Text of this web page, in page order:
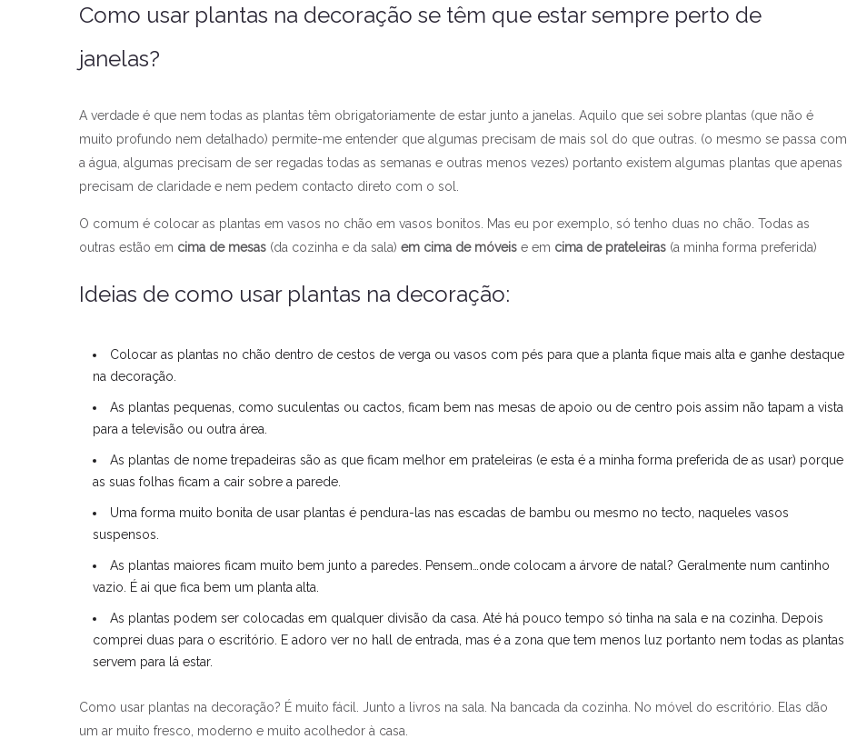
Como usar plantas na decoração se têm que estar sempre perto de
janelas?
A verdade é que nem todas as plantas têm obrigatoriamente de estar junto a janelas. Aquilo que sei sobre plantas (que não é
muito profundo nem detalhado) permite-me entender que algumas precisam de mais sol do que outras. (o mesmo se passa com
a água, algumas precisam de ser regadas todas as semanas e outras menos vezes) portanto existem algumas plantas que apenas
precisam de claridade e nem pedem contacto direto com o sol.
O comum é colocar as plantas em vasos no chão em vasos bonitos. Mas eu por exemplo, só tenho duas no chão. Todas as
outras estão em cima de mesas (da cozinha e da sala) em cima de móveis e em cima de prateleiras (a minha forma preferida)
Ideias de como usar plantas na decoração:
Colocar as plantas no chão dentro de cestos de verga ou vasos com pés para que a planta fique mais alta e ganhe destaque
na decoração.
As plantas pequenas, como suculentas ou cactos, ficam bem nas mesas de apoio ou de centro pois assim não tapam a vista
para a televisão ou outra área.
As plantas de nome trepadeiras são as que ficam melhor em prateleiras (e esta é a minha forma preferida de as usar) porque
as suas folhas ficam a cair sobre a parede.
Uma forma muito bonita de usar plantas é pendura-las nas escadas de bambu ou mesmo no tecto, naqueles vasos
suspensos.
As plantas maiores ficam muito bem junto a paredes. Pensem…onde colocam a árvore de natal? Geralmente num cantinho
vazio. É ai que fica bem um planta alta.
As plantas podem ser colocadas em qualquer divisão da casa. Até há pouco tempo só tinha na sala e na cozinha. Depois
comprei duas para o escritório. E adoro ver no hall de entrada, mas é a zona que tem menos luz portanto nem todas as plantas
servem para lá estar.
Como usar plantas na decoração? É muito fácil. Junto a livros na sala. Na bancada da cozinha. No móvel do escritório. Elas dão
um ar muito fresco, moderno e muito acolhedor à casa.